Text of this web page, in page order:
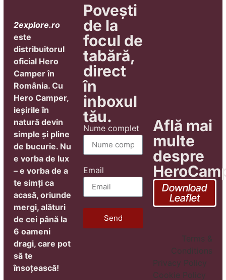
2explore.ro
este
distribuitorul
oficial Hero
Camper în
România. Cu
Hero Camper,
ieșirile în
natură devin
simple și pline
de bucurie. Nu
e vorba de lux
– e vorba de a
te simți ca
acasă, oriunde
mergi, alături
de cei până la
6 oameni
dragi, care pot
să te
însoțească!
Povești
de la
focul de
tabără,
direct
în
inboxul
tău.
Nume complet
Email
Send
Află mai
multe
despre
Download
Leaflet
Terms &
Conditions
Privacy Policy
Cookie Policy